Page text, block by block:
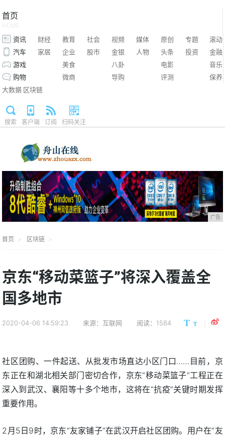
首页
HOME
资讯 财经 教育 社会 视频 媒体 原创 专题
滚动
汽车
家居 企业 股市 金银 人物 头条 投资
金融
游戏
美食 八卦 电影
音乐
购物
微商 导购 评测
保养
大数据 区块链
搜索 客户端 订阅 扫码关注
广告
首页 区块链
京东“移动菜篮子”将深入覆盖全
国多地市
2020-04-06 14:59:23 来源：互联网 阅读：1584
社区团购、一件起送、从批发市场直达小区门口……目前，京
东正在和湖北相关部门密切合作，京东“移动菜篮子”工程正在
深入到武汉、襄阳等十多个地市，这将在“抗疫”关键时期发挥
重要作用。
2月5日9时，京东“友家铺子”在武汉开启社区团购。用户在“友